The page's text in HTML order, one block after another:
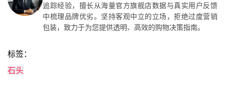
追踪经验，擅长从海量官方旗舰店数据与真实用户反馈
中梳理品牌优劣。坚持客观中立的立场，拒绝过度营销
包装，致力于为您提供透明、高效的购物决策指南。
标签：
石头